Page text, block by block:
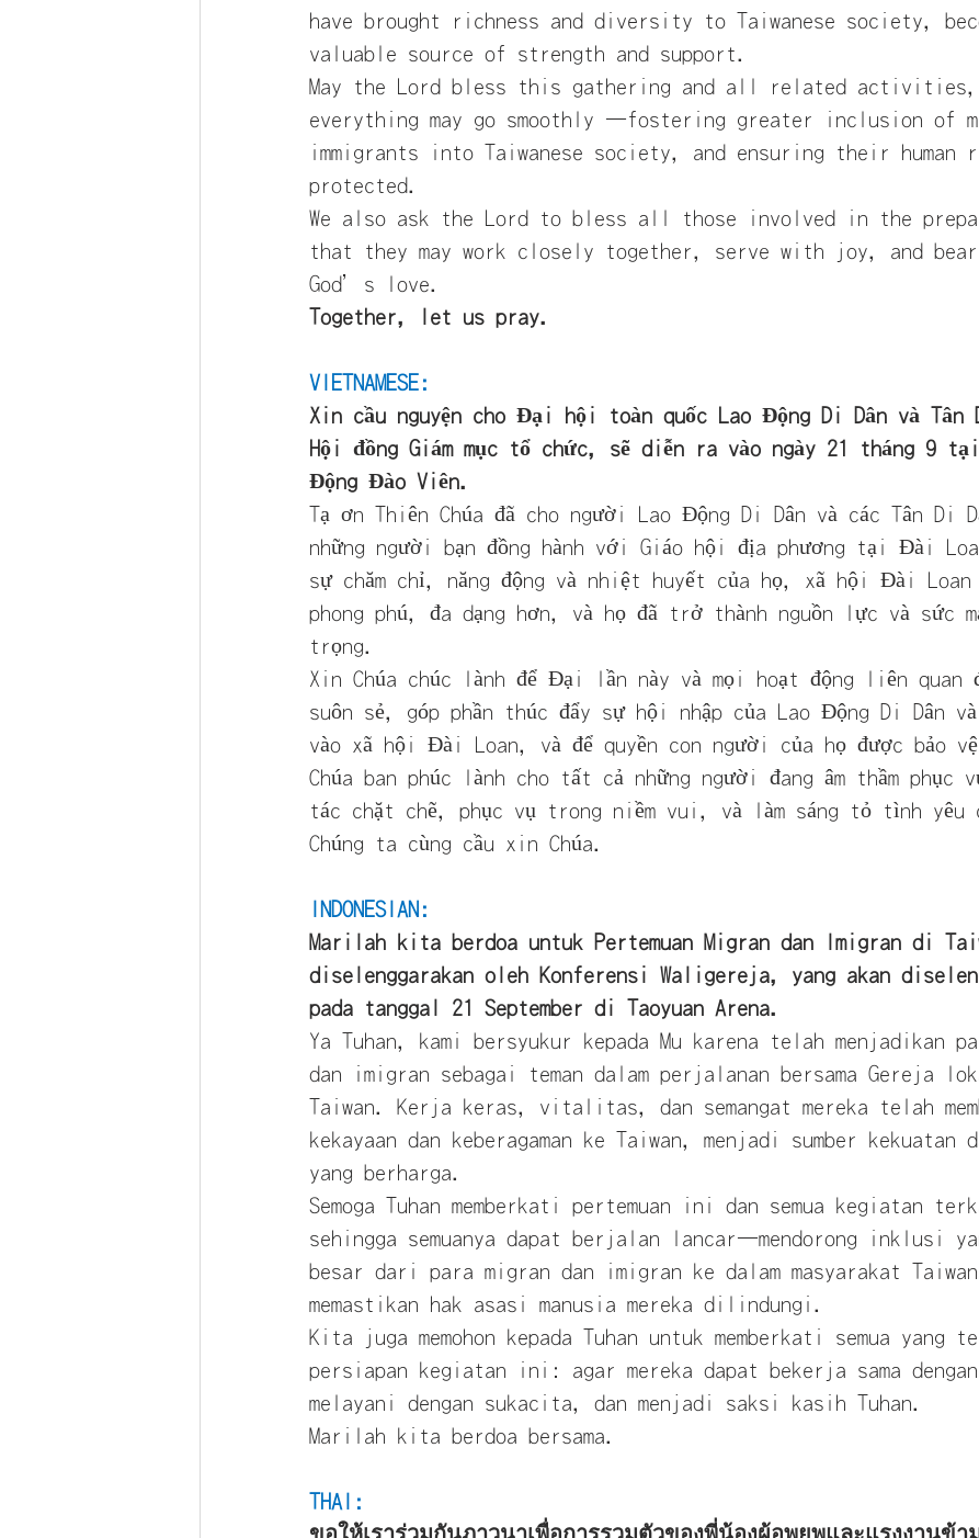
have brought richness and diversity to Taiwanese society,
valuable source of strength and support.
May the Lord bless this gathering and all related
everything may go smoothly —fostering greater inclusion of
immigrants into Taiwanese society, and ensuring their human
protected.
We also ask the Lord to bless all those involved in the
that they may work closely together, serve with joy, and
God’s love.
Together, let us pray.
VIETNAMESE:
Xin cầu nguyện cho Đại hội toàn quốc Lao Động Di Dân và Tân
Hội đồng Giám mục tổ chức, sẽ diễn ra vào ngày 21 tháng 9 tại
Động Đào Viên.
Tạ ơn Thiên Chúa đã cho người Lao Động Di Dân và các Tân Di
những người bạn đồng hành với Giáo hội địa phương tại Đài
sự chăm chỉ, năng động và nhiệt huyết của họ, xã hội Đài
phong phú, đa dạng hơn, và họ đã trở thành nguồn lực và sức
trọng.
Xin Chúa chúc lành để Đại lần này và mọi hoạt động liên quan
suôn sẻ, góp phần thúc đẩy sự hội nhập của Lao Động Di Dân và
vào xã hội Đài Loan, và để quyền con người của họ được bảo
Chúa ban phúc lành cho tất cả những người đang âm thầm phục
tác chặt chẽ, phục vụ trong niềm vui, và làm sáng tỏ tình yêu
Chúng ta cùng cầu xin Chúa.
INDONESIAN:
Marilah kita berdoa untuk Pertemuan Migran dan Imigran di
diselenggarakan oleh Konferensi Waligereja, yang akan
pada tanggal 21 September di Taoyuan Arena.
Ya Tuhan, kami bersyukur kepada Mu karena telah menjadikan
dan imigran sebagai teman dalam perjalanan bersama Gereja
Taiwan. Kerja keras, vitalitas, dan semangat mereka telah
kekayaan dan keberagaman ke Taiwan, menjadi sumber kekuatan
yang berharga.
Semoga Tuhan memberkati pertemuan ini dan semua kegiatan
sehingga semuanya dapat berjalan lancar—mendorong inklusi
besar dari para migran dan imigran ke dalam masyarakat
memastikan hak asasi manusia mereka dilindungi.
Kita juga memohon kepada Tuhan untuk memberkati semua yang
persiapan kegiatan ini: agar mereka dapat bekerja sama
melayani dengan sukacita, dan menjadi saksi kasih Tuhan.
Marilah kita berdoa bersama.
THAI: